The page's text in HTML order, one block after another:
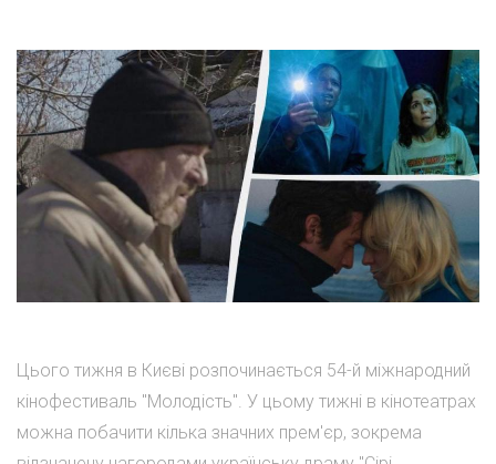
Цього тижня в Києві розпочинається 54-й міжнародний
кінофестиваль "Молодість". У цьому тижні в кінотеатрах
можна побачити кілька значних прем'єр, зокрема